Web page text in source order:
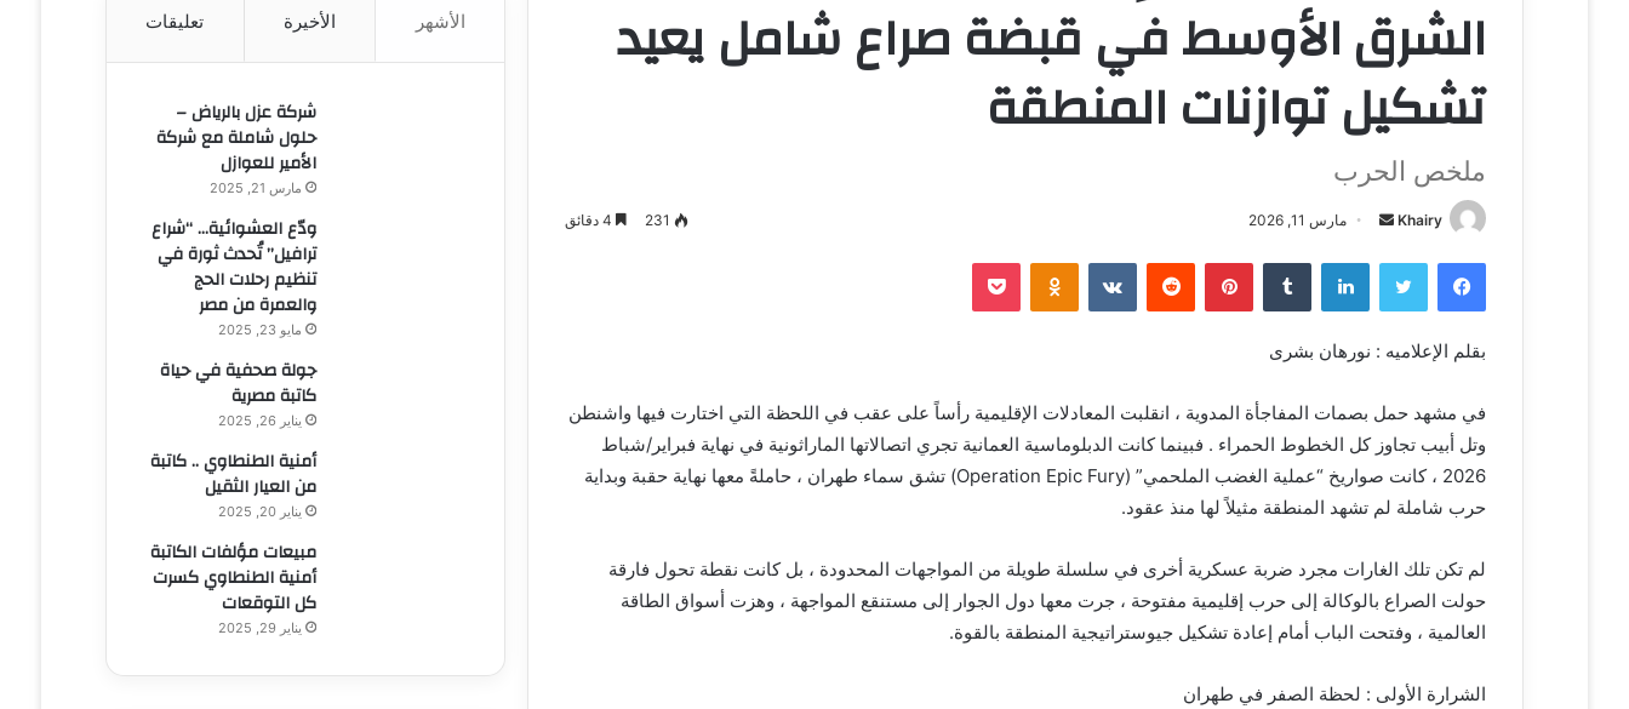
الشرق الأوسط في قبضة صراع شامل يعيد
تشكيل توازنات المنطقة
ملخص الحرب
Khairy
أ
ل
د
ا
إ
ل
ت
ر
و
مارس 11, 2026 231 4 دقائق
فيسبوك تويتر لينكدإن ‏Tumblr بينتيريست ‏Reddit
‏VKontakte
Odnoklassniki بوكيت
بقلم الإعلاميه : نورهان بشرى
في مشهد حمل بصمات المفاجأة المدوية ، انقلبت المعادلات الإقليمية رأساً على عقب في اللحظة التي اختارت فيها واشنطن
وتل أبيب تجاوز كل الخطوط الحمراء . فبينما كانت الدبلوماسية العمانية تجري اتصالاتها الماراثونية في نهاية فبراير/شباط
2026 ، كانت صواريخ “عملية الغضب الملحمي” (Operation Epic Fury) تشق سماء طهران ، حاملةً معها نهاية حقبة وبداية
حرب شاملة لم تشهد المنطقة مثيلاً لها منذ عقود.
لم تكن تلك الغارات مجرد ضربة عسكرية أخرى في سلسلة طويلة من المواجهات المحدودة ، بل كانت نقطة تحول فارقة
حولت الصراع بالوكالة إلى حرب إقليمية مفتوحة ، جرت معها دول الجوار إلى مستنقع المواجهة ، وهزت أسواق الطاقة
العالمية ، وفتحت الباب أمام إعادة تشكيل جيوستراتيجية المنطقة بالقوة.
الشرارة الأولى : لحظة الصفر في طهران
الأشهر الأخيرة تعليقات
شركة عزل بالرياض –
حلول شاملة مع شركة
الأمير للعوازل
مارس 21, 2025
ودّع العشوائية… “شراع
ترافيل” تُحدث ثورة في
تنظيم رحلات الحج
والعمرة من مصر
مايو 23, 2025
جولة صحفية في حياة
كاتبة مصرية
يناير 26, 2025
أمنية الطنطاوي .. كاتبة
من العيار الثقيل
يناير 20, 2025
مبيعات مؤلفات الكاتبة
أمنية الطنطاوي كسرت
كل التوقعات
يناير 29, 2025